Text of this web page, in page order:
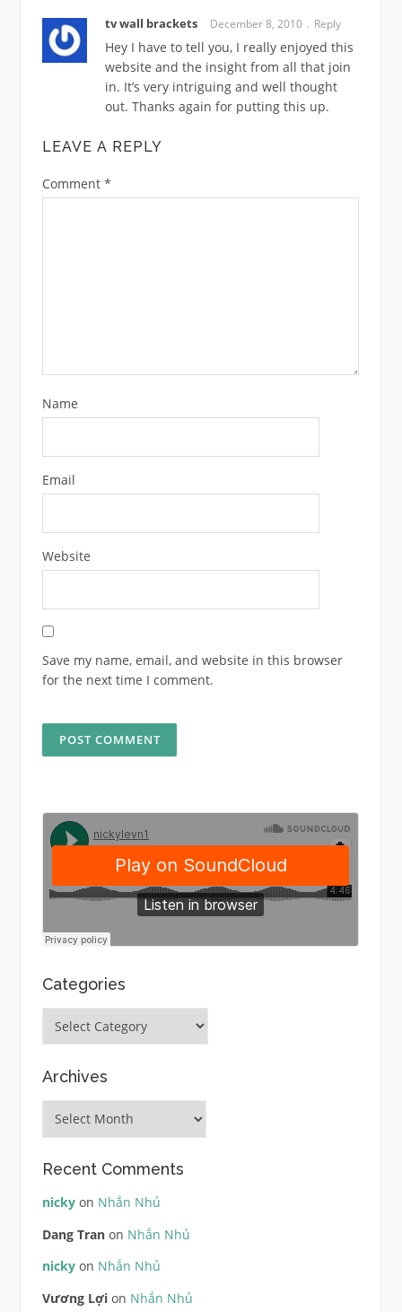
tv wall brackets December 8, 2010 Reply
Hey I have to tell you, I really enjoyed this
website and the insight from all that join
in. It’s very intriguing and well thought
out. Thanks again for putting this up.
LEAVE A REPLY
Comment *
Name
Email
Website
Save my name, email, and website in this browser
for the next time I comment.
Categories
Archives
Archives
Recent Comments
nickyon Nhắn Nhủ
Dang Tranon Nhắn Nhủ
nickyon Nhắn Nhủ
Vương Lợion Nhắn Nhủ